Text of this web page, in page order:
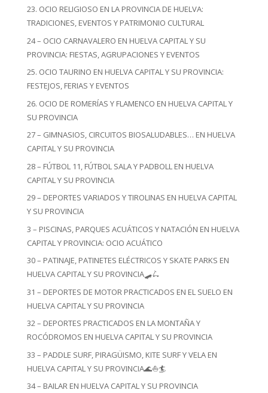
23. OCIO RELIGIOSO EN LA PROVINCIA DE HUELVA:
TRADICIONES, EVENTOS Y PATRIMONIO CULTURAL
24 – OCIO CARNAVALERO EN HUELVA CAPITAL Y SU
PROVINCIA: FIESTAS, AGRUPACIONES Y EVENTOS
25. OCIO TAURINO EN HUELVA CAPITAL Y SU PROVINCIA:
FESTEJOS, FERIAS Y EVENTOS
26. OCIO DE ROMERÍAS Y FLAMENCO EN HUELVA CAPITAL Y
SU PROVINCIA
27 – GIMNASIOS, CIRCUITOS BIOSALUDABLES… EN HUELVA
CAPITAL Y SU PROVINCIA
28 – FÚTBOL 11, FÚTBOL SALA Y PADBOLL EN HUELVA
CAPITAL Y SU PROVINCIA
29 – DEPORTES VARIADOS Y TIROLINAS EN HUELVA CAPITAL
Y SU PROVINCIA
3 – PISCINAS, PARQUES ACUÁTICOS Y NATACIÓN EN HUELVA
CAPITAL Y PROVINCIA: OCIO ACUÁTICO
30 – PATINAJE, PATINETES ELÉCTRICOS Y SKATE PARKS EN
HUELVA CAPITAL Y SU PROVINCIA🛹🛴
31 – DEPORTES DE MOTOR PRACTICADOS EN EL SUELO EN
HUELVA CAPITAL Y SU PROVINCIA
32 – DEPORTES PRACTICADOS EN LA MONTAÑA Y
ROCÓDROMOS EN HUELVA CAPITAL Y SU PROVINCIA
33 – PADDLE SURF, PIRAGÜISMO, KITE SURF Y VELA EN
HUELVA CAPITAL Y SU PROVINCIA🌊⛵🏄
34 – BAILAR EN HUELVA CAPITAL Y SU PROVINCIA